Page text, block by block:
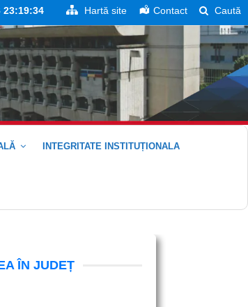
23:19:34 Hartă site Contact Caută
INTEGRITATE INSTITUȚIONALA
ÎN JUDEȚ